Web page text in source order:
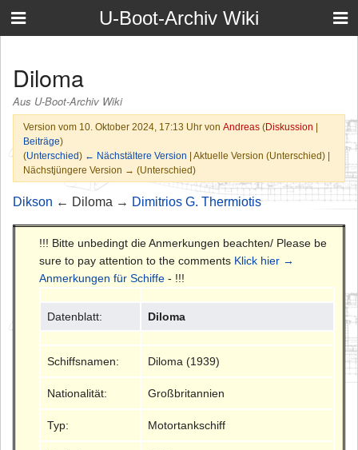
U-Boot-Archiv Wiki
Diloma
Aus U-Boot-Archiv Wiki
Version vom 10. Oktober 2024, 17:13 Uhr von Andreas (Diskussion |
Beiträge)
(Unterschied) ← Nächstältere Version | Aktuelle Version (Unterschied) |
Nächstjüngere Version → (Unterschied)
Dikson ← Diloma → Dimitrios G. Thermiotis
!!! Bitte unbedingt die Anmerkungen beachten/ Please be
sure to pay attention to the comments Klick hier →
Anmerkungen für Schiffe - !!!
Datenblatt: Diloma
Schiffsnamen: Diloma (1939)
Nationalität: Großbritannien
Typ: Motortankschiff